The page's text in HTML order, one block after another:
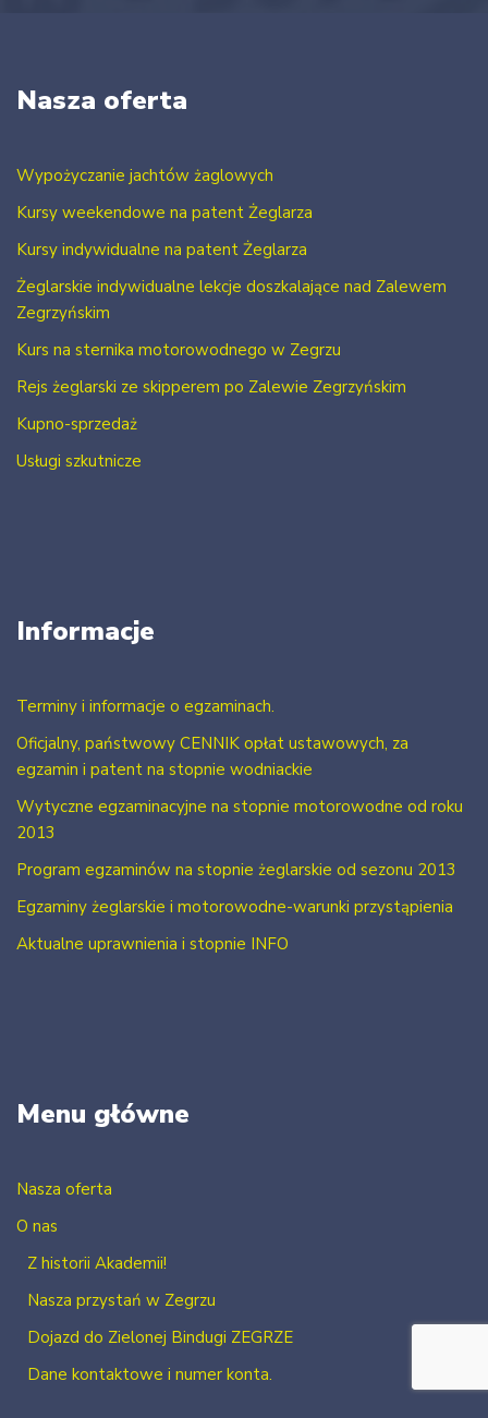
Nasza oferta
Wypożyczanie jachtów żaglowych
Kursy weekendowe na patent Żeglarza
Kursy indywidualne na patent Żeglarza
Żeglarskie indywidualne lekcje doszkalające nad Zalewem
Zegrzyńskim
Kurs na sternika motorowodnego w Zegrzu
Rejs żeglarski ze skipperem po Zalewie Zegrzyńskim
Kupno-sprzedaż
Usługi szkutnicze
Informacje
Terminy i informacje o egzaminach.
Oficjalny, państwowy CENNIK opłat ustawowych, za
egzamin i patent na stopnie wodniackie
Wytyczne egzaminacyjne na stopnie motorowodne od roku
2013
Program egzaminów na stopnie żeglarskie od sezonu 2013
Egzaminy żeglarskie i motorowodne-warunki przystąpienia
Aktualne uprawnienia i stopnie INFO
Menu główne
Nasza oferta
O nas
Z historii Akademii!
Nasza przystań w Zegrzu
Dojazd do Zielonej Bindugi ZEGRZE
Dane kontaktowe i numer konta.